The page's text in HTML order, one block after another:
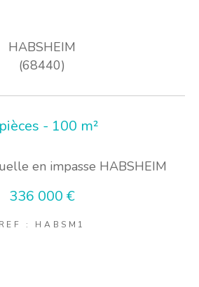
HABSHEIM
(68440)
- 100 m²
en impasse HABSHEIM
336 000 €
REF : HABSM1